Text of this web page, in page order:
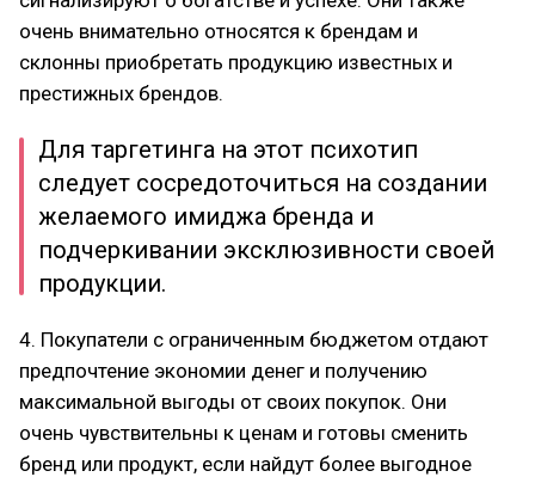
очень внимательно относятся к брендам и
склонны приобретать продукцию известных и
престижных брендов.
Для таргетинга на этот психотип
следует сосредоточиться на создании
желаемого имиджа бренда и
подчеркивании эксклюзивности своей
продукции.
4. Покупатели с ограниченным бюджетом отдают
предпочтение экономии денег и получению
максимальной выгоды от своих покупок. Они
очень чувствительны к ценам и готовы сменить
бренд или продукт, если найдут более выгодное